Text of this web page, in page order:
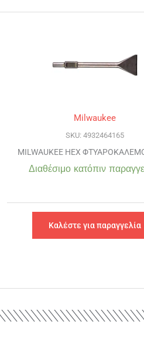
Milwaukee
SKU: 4932464165
MILWAUKEE HEX
Διαθέσιμο κατόπιν
Καλέστε για παραγγελία